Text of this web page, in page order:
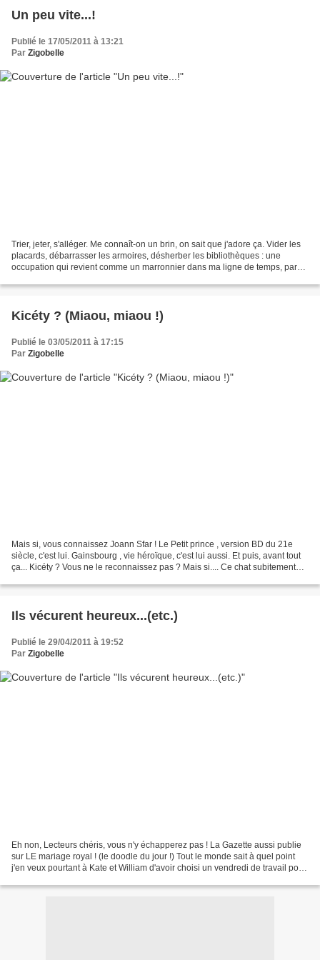
Un peu vite...!
Publié le 17/05/2011 à 13:21
Par Zigobelle
Trier, jeter, s'alléger. Me connaît-on un brin, on sait que j'adore ça. Vider les
placards, débarrasser les armoires, désherber les bibliothèques : une
occupation qui revient comme un marronnier dans ma ligne de temps, par
Kicéty ? (Miaou, miaou !)
Publié le 03/05/2011 à 17:15
Par Zigobelle
Mais si, vous connaissez Joann Sfar ! Le Petit prince , version BD du 21e
siècle, c'est lui. Gainsbourg , vie héroïque, c'est lui aussi. Et puis, avant tout
ça... Kicéty ? Vous ne le reconnaissez pas ? Mais si.... Ce chat subitement
Ils vécurent heureux...(etc.)
Publié le 29/04/2011 à 19:52
Par Zigobelle
Eh non, Lecteurs chéris, vous n'y échapperez pas ! La Gazette aussi publie
sur LE mariage royal ! (le doodle du jour !) Tout le monde sait à quel point
j'en veux pourtant à Kate et William d'avoir choisi un vendredi de travail pour